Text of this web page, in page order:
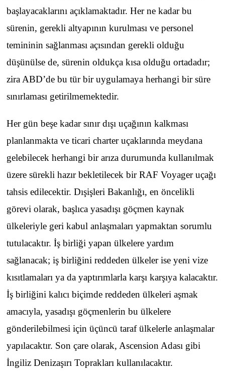
başlayacaklarını açıklamaktadır. Her ne kadar bu
sürenin, gerekli altyapının kurulması ve personel
temininin sağlanması açısından gerekli olduğu
düşünülse de, sürenin oldukça kısa olduğu ortadadır;
zira ABD’de bu tür bir uygulamaya herhangi bir süre
sınırlaması getirilmemektedir.
Her gün beşe kadar sınır dışı uçağının kalkması
planlanmakta ve ticari charter uçaklarında meydana
gelebilecek herhangi bir arıza durumunda kullanılmak
üzere sürekli hazır bekletilecek bir RAF Voyager uçağı
tahsis edilecektir. Dışişleri Bakanlığı, en öncelikli
görevi olarak, başlıca yasadışı göçmen kaynak
ülkeleriyle geri kabul anlaşmaları yapmaktan sorumlu
tutulacaktır. İş birliği yapan ülkelere yardım
sağlanacak; iş birliğini reddeden ülkeler ise yeni vize
kısıtlamaları ya da yaptırımlarla karşı karşıya kalacaktır.
İş birliğini kalıcı biçimde reddeden ülkeleri aşmak
amacıyla, yasadışı göçmenlerin bu ülkelere
gönderilebilmesi için üçüncü taraf ülkelerle anlaşmalar
yapılacaktır. Son çare olarak, Ascension Adası gibi
İngiliz Denizaşırı Toprakları kullanılacaktır.